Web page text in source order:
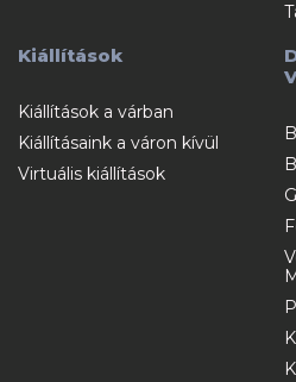
Kiállítások
Kiállítások a várban
Kiállításaink a váron kívül
Virtuális kiállítások